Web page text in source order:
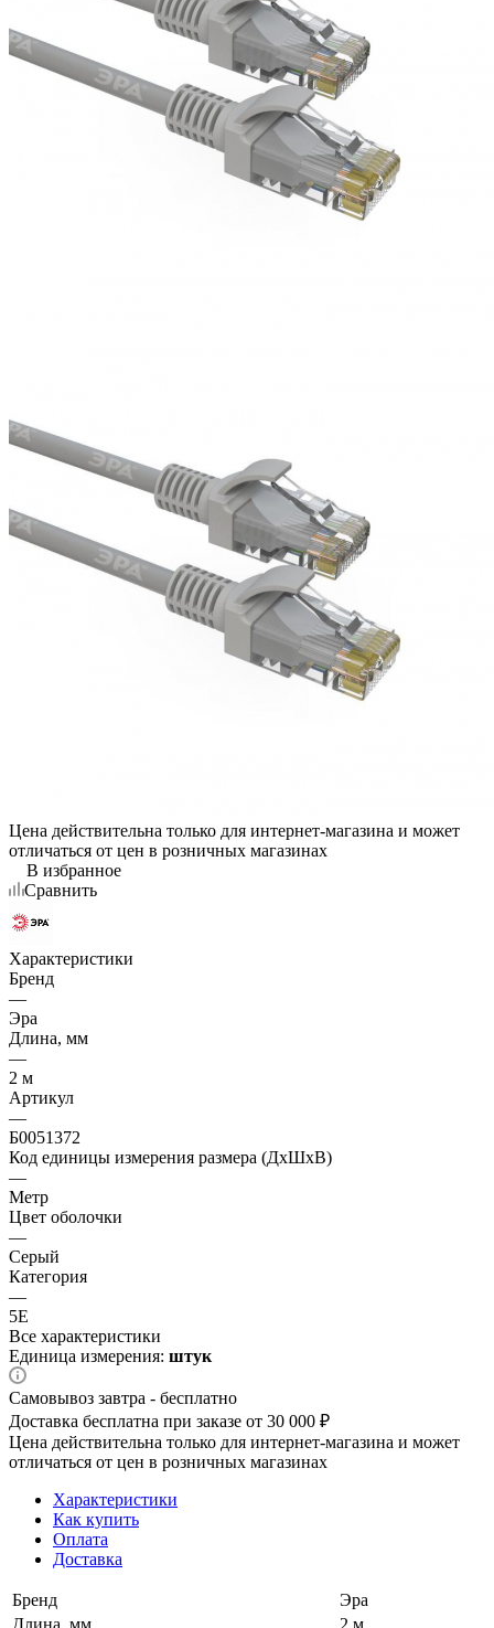
Цена действительна только для интернет-магазина и может
отличаться от цен в розничных магазинах
В избранное
Сравнить
Характеристики
Бренд
—
Эра
Длина, мм
—
2 м
Артикул
—
Б0051372
Код единицы измерения размера (ДхШхВ)
—
Метр
Цвет оболочки
—
Серый
Категория
—
5E
Все характеристики
Единица измерения: штук
Самовывоз завтра - бесплатно
Доставка бесплатна при заказе от 30 000 ₽
Цена действительна только для интернет-магазина и может
отличаться от цен в розничных магазинах
Характеристики
Как купить
Оплата
Доставка
Бренд
Эра
Длина, мм
2 м